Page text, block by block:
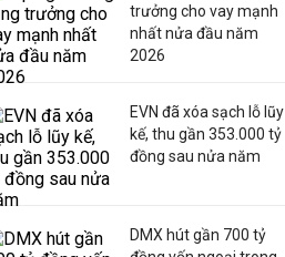
trưởng cho vay mạnh
nhất nửa đầu năm
2026
EVN đã xóa sạch lỗ lũy
kế, thu gần 353.000 tỷ
đồng sau nửa năm
DMX hút gần 700 tỷ